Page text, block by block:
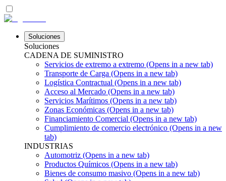
Soluciones
Soluciones
CADENA DE SUMINISTRO
Servicios de extremo a extremo (Opens in a new tab)
Transporte de Carga (Opens in a new tab)
Logística Contractual (Opens in a new tab)
Acceso al Mercado (Opens in a new tab)
Servicios Marítimos (Opens in a new tab)
Zonas Económicas (Opens in a new tab)
Financiamiento Comercial (Opens in a new tab)
Cumplimiento de comercio electrónico (Opens in a new
tab)
INDUSTRIAS
Automotriz (Opens in a new tab)
Productos Químicos (Opens in a new tab)
Bienes de consumo masivo (Opens in a new tab)